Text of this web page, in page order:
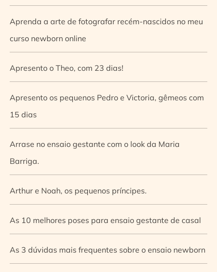
Aprenda a arte de fotografar recém-nascidos no meu
curso newborn online
Apresento o Theo, com 23 dias!
Apresento os pequenos Pedro e Victoria, gêmeos com
15 dias
Arrase no ensaio gestante com o look da Maria
Barriga.
Arthur e Noah, os pequenos príncipes.
As 10 melhores poses para ensaio gestante de casal
As 3 dúvidas mais frequentes sobre o ensaio newborn